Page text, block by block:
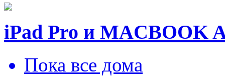
iPad Pro и MACBOOK
Пока все дома